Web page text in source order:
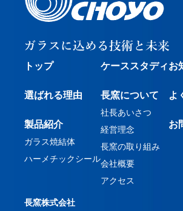
トップ
選ばれる理由
製品紹介
ガラス焼結体
ハーメチックシール
ケーススタディ
長窯について
社長あいさつ
経営理念
長窯の取り組み
会社概要
アクセス
お
よ
お
長窯株式会社